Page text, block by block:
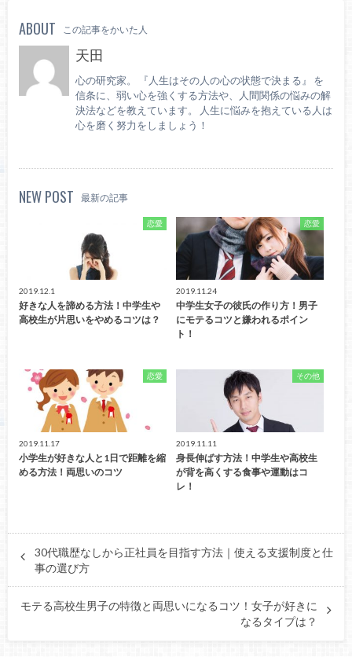
ABOUT この記事をかいた人
天田
心の研究家。 『人生はその人の心の状態で決まる』 を
信条に、弱い心を強くする方法や、人間関係の悩みの解
決法などを教えています。 人生に悩みを抱えている人は
心を磨く努力をしましょう！
NEW POST 最新の記事
恋愛
2019.12.1
好きな人を諦める方法！中学生や
高校生が片思いをやめるコツは？
恋愛
2019.11.24
中学生女子の彼氏の作り方！男子
にモテるコツと嫌われるポイン
ト！
恋愛
2019.11.17
小学生が好きな人と1日で距離を縮
める方法！両思いのコツ
その他
2019.11.11
身長伸ばす方法！中学生や高校生
が背を高くする食事や運動はコ
レ！
30代職歴なしから正社員を目指す方法｜使える支援制度と仕
事の選び方
モテる高校生男子の特徴と両思いになるコツ！女子が好きに
なるタイプは？